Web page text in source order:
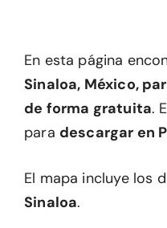
En esta página
Sinaloa, México,
de forma gratuita.
para descargar en
El mapa incluye los
Sinaloa.